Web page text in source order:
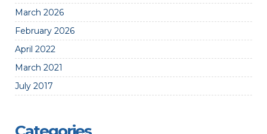
March 2026
February 2026
April 2022
March 2021
July 2017